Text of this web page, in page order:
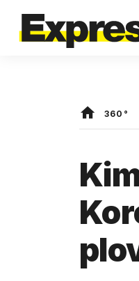
360°